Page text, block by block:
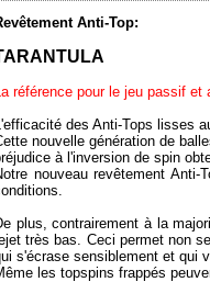
Anti-Top:
référence pour le jeu passif
des Anti-Tops lisses
nouvelle génération de
à l'inversion de spin
nouveau revêtement Anti-
plus, contrairement à la
très bas. Ceci permet non
s'écrase sensiblement et qui
les topspins frappés